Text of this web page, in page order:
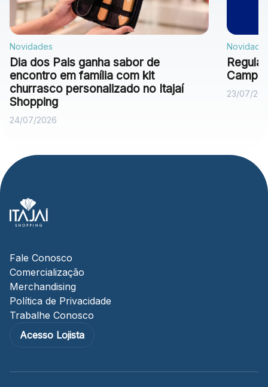
Novidades
Dia dos Pais ganha sabor de
encontro em família com kit
churrasco personalizado no Itajaí
Shopping
24/07/2026
23/07/
Fale Conosco
Comercialização
Merchandising
Política de Privacidade
Trabalhe Conosco
Acesso Lojista